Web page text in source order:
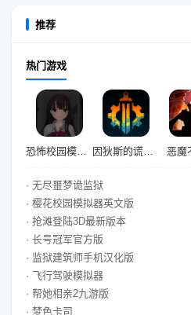
推荐
热门游戏
恐怖校园模拟器2 因狄斯的谎言九游版 恶魔
· 无尽噩梦诡监狱
· 樱花校园模拟器英文版
· 抢滩登陆3D最新版本
· 长号冠军官方版
· 监狱建筑师手机汉化版
· 飞行驾驶模拟器
· 帮她相亲2九游版
· 梦色卡司